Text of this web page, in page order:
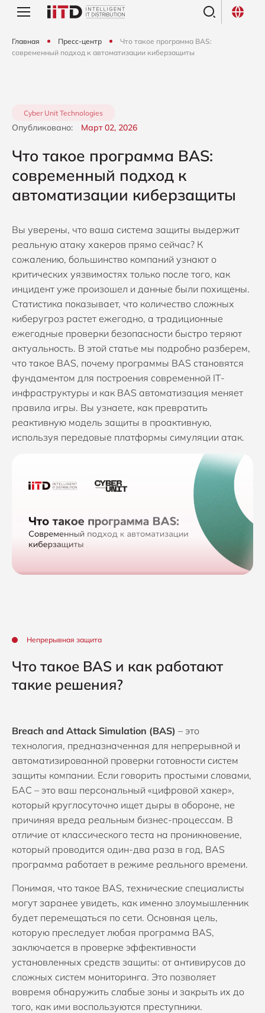
Главная Пресс-центр
Что такое программа BAS:
современный подход к автоматизации киберзащиты
Cyber Unit Technologies
Опубликовано: Март 02, 2026
Что такое программа BAS:
современный подход к
автоматизации киберзащиты
Вы уверены, что ваша система защиты выдержит
реальную атаку хакеров прямо сейчас? К
сожалению, большинство компаний узнают о
критических уязвимостях только после того, как
инцидент уже произошел и данные были похищены.
Статистика показывает, что количество сложных
киберугроз растет ежегодно, а традиционные
ежегодные проверки безопасности быстро теряют
актуальность. В этой статье мы подробно разберем,
что такое BAS, почему программы BAS становятся
фундаментом для построения современной IT-
инфраструктуры и как BAS автоматизация меняет
правила игры. Вы узнаете, как превратить
реактивную модель защиты в проактивную,
используя передовые платформы симуляции атак.
Непрерывная защита
Что такое BAS и как работают
такие решения?
Breach and Attack Simulation (BAS) – это
технология, предназначенная для непрерывной и
автоматизированной проверки готовности систем
защиты компании. Если говорить простыми словами,
БАС – это ваш персональный «цифровой хакер»,
который круглосуточно ищет дыры в обороне, не
причиняя вреда реальным бизнес-процессам. В
отличие от классического теста на проникновение,
который проводится один-два раза в год, BAS
программа работает в режиме реального времени.
Понимая, что такое BAS, технические специалисты
могут заранее увидеть, как именно злоумышленник
будет перемещаться по сети. Основная цель,
которую преследует любая программа BAS,
заключается в проверке эффективности
установленных средств защиты: от антивирусов до
сложных систем мониторинга. Это позволяет
вовремя обнаружить слабые зоны и закрыть их до
того, как ими воспользуются преступники.